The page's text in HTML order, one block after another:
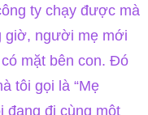
ty chạy được mà
giờ, người mẹ mới
mặt bên con. Đó
tôi gọi là “Mẹ
đang đi cùng một